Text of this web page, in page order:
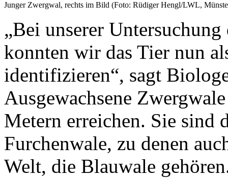
Junger Zwergwal, rechts im Bild (Foto: Rüdiger Hengl/LWL,
„Bei unserer
konnten wir das Tier nun
identifizieren“, sagt
Ausgewachsene
Metern erreichen. Sie sind
Furchenwale, zu denen
Welt, die Blauwale